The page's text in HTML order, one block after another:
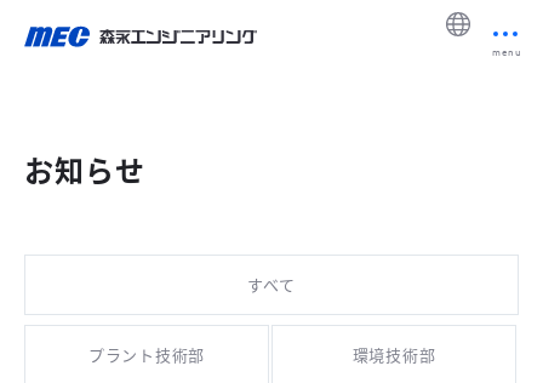
お知らせ
すべて
プラント技術部 環境技術部
menu